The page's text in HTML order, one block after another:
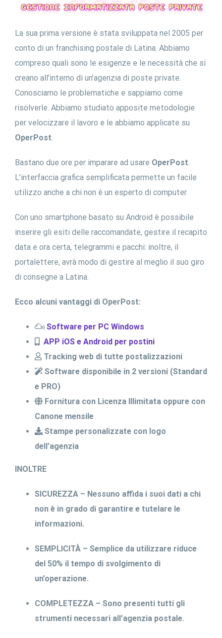
La sua prima versione è stata sviluppata nel 2005 per
conto di un franchising postale di Latina. Abbiamo
compreso quali sono le esigenze e le necessità che si
creano all’interno di un’agenzia di poste private.
Conosciamo le problematiche e sappiamo come
risolverle. Abbiamo studiato apposite metodologie
per velocizzare il lavoro e le abbiamo applicate su
OperPost.
Bastano due ore per imparare ad usare OperPost.
L’interfaccia grafica semplificata permette un facile
utilizzo anche a chi non è un esperto di computer.
Con uno smartphone basato su Android è possibile
inserire gli esiti delle raccomandate, gestire il recapito
data e ora certa, telegrammi e pacchi: inoltre, il
portalettere, avrà modo di gestire al meglio il suo giro
di consegne a Latina.
Ecco alcuni vantaggi di OperPost:
Software per PC Windows
APP iOS e Android per postini
Tracking web di tutte postalizzazioni
Software disponibile in 2 versioni (Standard
e PRO)
Fornitura con Licenza Illimitata oppure con
Canone mensile
Stampe personalizzate con logo
dell’agenzia
INOLTRE
SICUREZZA – Nessuno affida i suoi dati a chi
non è in grado di garantire e tutelare le
informazioni.
SEMPLICITÀ – Semplice da utilizzare riduce
del 50% il tempo di svolgimento di
un’operazione.
COMPLETEZZA – Sono presenti tutti gli
strumenti necessari all’agenzia postale.